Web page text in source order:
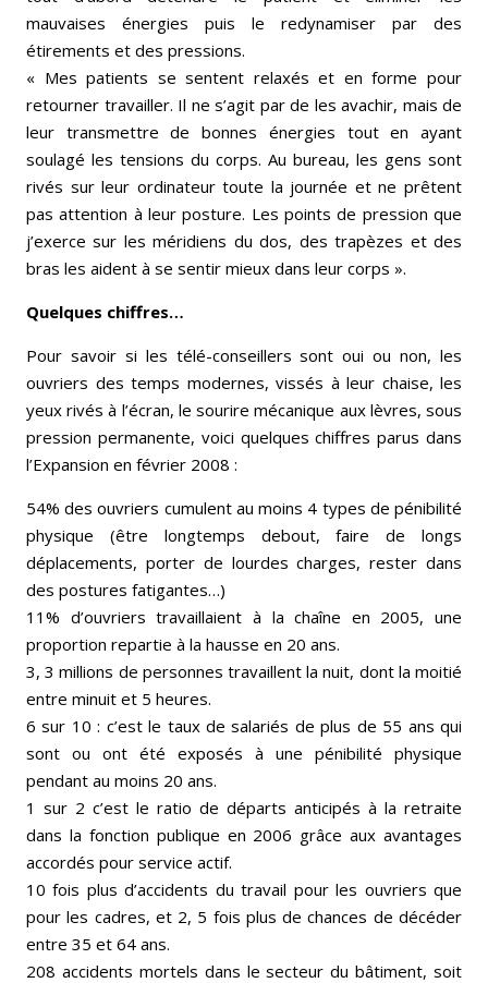
mauvaises énergies puis le redynamiser par des
étirements et des pressions.
« Mes patients se sentent relaxés et en forme pour
retourner travailler. Il ne s’agit par de les avachir, mais de
leur transmettre de bonnes énergies tout en ayant
soulagé les tensions du corps. Au bureau, les gens sont
rivés sur leur ordinateur toute la journée et ne prêtent
pas attention à leur posture. Les points de pression que
j’exerce sur les méridiens du dos, des trapèzes et des
bras les aident à se sentir mieux dans leur corps ».
Quelques chiffres…
Pour savoir si les télé-conseillers sont oui ou non, les
ouvriers des temps modernes, vissés à leur chaise, les
yeux rivés à l’écran, le sourire mécanique aux lèvres, sous
pression permanente, voici quelques chiffres parus dans
l’Expansion en février 2008 :
54% des ouvriers cumulent au moins 4 types de pénibilité
physique (être longtemps debout, faire de longs
déplacements, porter de lourdes charges, rester dans
des postures fatigantes…)
11% d’ouvriers travaillaient à la chaîne en 2005, une
proportion repartie à la hausse en 20 ans.
3, 3 millions de personnes travaillent la nuit, dont la moitié
entre minuit et 5 heures.
6 sur 10 : c’est le taux de salariés de plus de 55 ans qui
sont ou ont été exposés à une pénibilité physique
pendant au moins 20 ans.
1 sur 2 c’est le ratio de départs anticipés à la retraite
dans la fonction publique en 2006 grâce aux avantages
accordés pour service actif.
10 fois plus d’accidents du travail pour les ouvriers que
pour les cadres, et 2, 5 fois plus de chances de décéder
entre 35 et 64 ans.
208 accidents mortels dans le secteur du bâtiment, soit